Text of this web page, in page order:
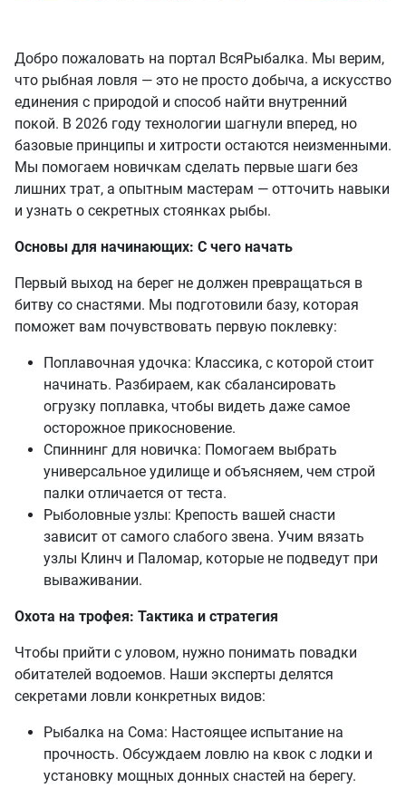
Добро пожаловать на портал ВсяРыбалка. Мы верим,
что рыбная ловля — это не просто добыча, а искусство
единения с природой и способ найти внутренний
покой. В 2026 году технологии шагнули вперед, но
базовые принципы и хитрости остаются неизменными.
Мы помогаем новичкам сделать первые шаги без
лишних трат, а опытным мастерам — отточить навыки
и узнать о секретных стоянках рыбы.
Основы для начинающих: С чего начать
Первый выход на берег не должен превращаться в
битву со снастями. Мы подготовили базу, которая
поможет вам почувствовать первую поклевку:
Поплавочная удочка: Классика, с которой стоит
начинать. Разбираем, как сбалансировать
огрузку поплавка, чтобы видеть даже самое
осторожное прикосновение.
Спиннинг для новичка: Помогаем выбрать
универсальное удилище и объясняем, чем строй
палки отличается от теста.
Рыболовные узлы: Крепость вашей снасти
зависит от самого слабого звена. Учим вязать
узлы Клинч и Паломар, которые не подведут при
вываживании.
Охота на трофея: Тактика и стратегия
Чтобы прийти с уловом, нужно понимать повадки
обитателей водоемов. Наши эксперты делятся
секретами ловли конкретных видов:
Рыбалка на Сома: Настоящее испытание на
прочность. Обсуждаем ловлю на квок с лодки и
установку мощных донных снастей на берегу.